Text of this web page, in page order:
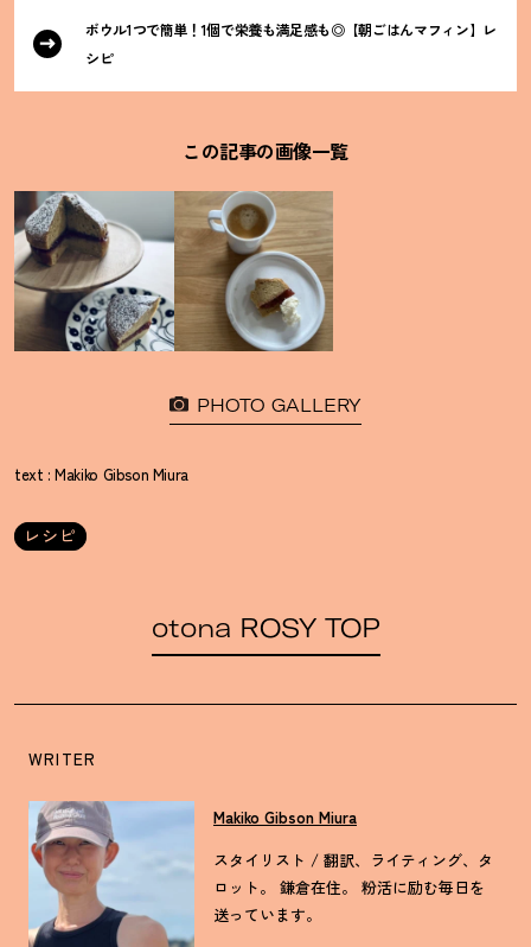
ボウル1つで簡単 ！1個で栄養も満足感も◎【朝ごはんマフィン】レ
シピ
この記事の画像一覧
PHOTO GALLERY
text : Makiko Gibson Miura
レシピ
otona ROSY TOP
WRITER
Makiko Gibson Miura
スタイリスト / 翻訳、ライティング、タ
ロット。 鎌倉在住。 粉活に励む毎日を
送っています。